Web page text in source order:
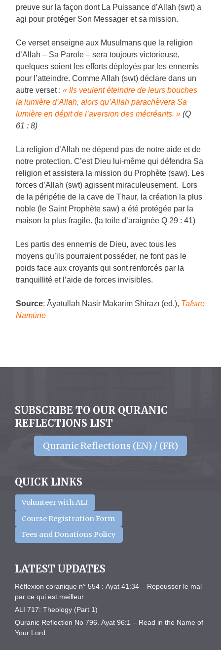
preuve sur la façon dont La Puissance d’Allah (swt) a
agi pour protéger Son Messager et sa mission.
Ce verset enseigne aux Musulmans que la religion
d’Allah – Sa Parole – sera toujours victorieuse,
quelques soient les efforts déployés par les ennemis
pour l’atteindre. Comme Allah (swt) déclare dans un
autre verset : « Ils veulent éteindre de leurs bouches
la lumière d’Allah, alors qu’Allah parachèvera Sa
lumière en dépit de l’aversion des mécréants. » (Q
61 : 8)
La religion d’Allah ne dépend pas de notre aide et de
notre protection. C’est Dieu lui-même qui défendra Sa
religion et assistera la mission du Prophète (saw). Les
forces d’Allah (swt) agissent miraculeusement. Lors
de la péripétie de la cave de Thaur, la création la plus
noble (le Saint Prophète saw) a été protégée par la
maison la plus fragile. (la toile d’araignée Q 29 : 41)
Les partis des ennemis de Dieu, avec tous les
moyens qu’ils pourraient posséder, ne font pas le
poids face aux croyants qui sont renforcés par la
tranquillité et l’aide de forces invisibles.
Source: Āyatullāh Nāsir Makārim Shirāzī (ed.), Tafsīre
Namūne
SUBSCRIBE TO OUR QURANIC
REFLECTIONS LIST
Quranic Reflections (EN) / (FR)
QUICK LINKS
Volunteer with ALI
Course Registration Form
Fees and Donations Policy
LATEST UPDATES
Réflexion coranique n° 554 : Āyat 41:34 – Repousser le mal
par ce qui est meilleur
ALI 717: Theology (Part 1)
Quranic Reflection No 796. Āyat 96:1 – Read in the Name of
Your Lord